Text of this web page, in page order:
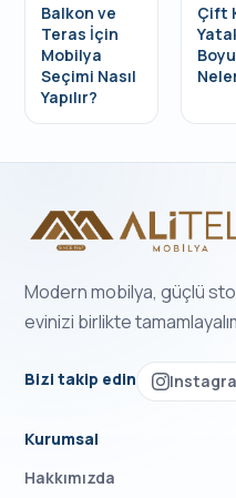
Balkon ve
Teras İçin
Mobilya
Seçimi Nasıl
Yapılır?
Çift
Modern mobilya, güçlü
evinizi birlikte
Bizi takip edin
Kurumsal
Hakkımızda